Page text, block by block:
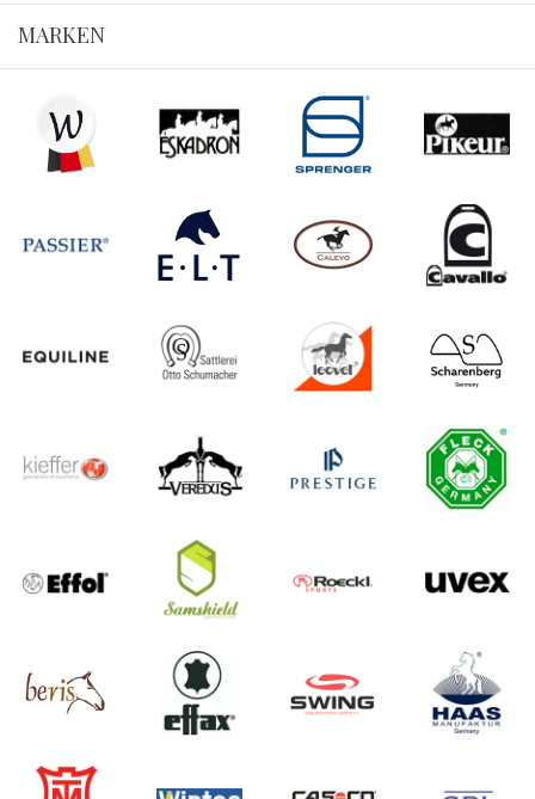
MARKEN